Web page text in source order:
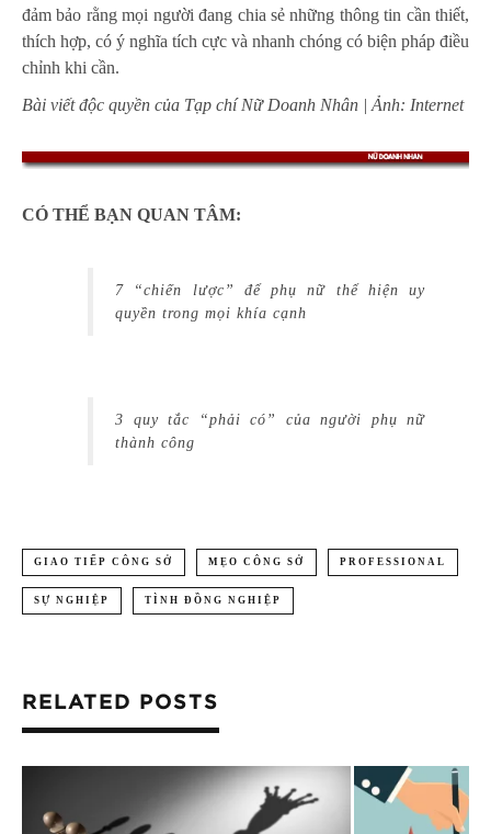
đảm bảo rằng mọi người đang chia sẻ những thông tin cần thiết,
thích hợp, có ý nghĩa tích cực và nhanh chóng có biện pháp điều
chỉnh khi cần.
Bài viết độc quyền của Tạp chí Nữ Doanh Nhân | Ảnh: Internet
CÓ THỂ BẠN QUAN TÂM:
7 “chiến lược” để phụ nữ thể hiện uy
quyền trong mọi khía cạnh
3 quy tắc “phải có” của người phụ nữ
thành công
GIAO TIẾP CÔNG SỞ MẸO CÔNG SỞ PROFESSIONAL
SỰ NGHIỆP TÌNH ĐỒNG NGHIỆP
RELATED POSTS